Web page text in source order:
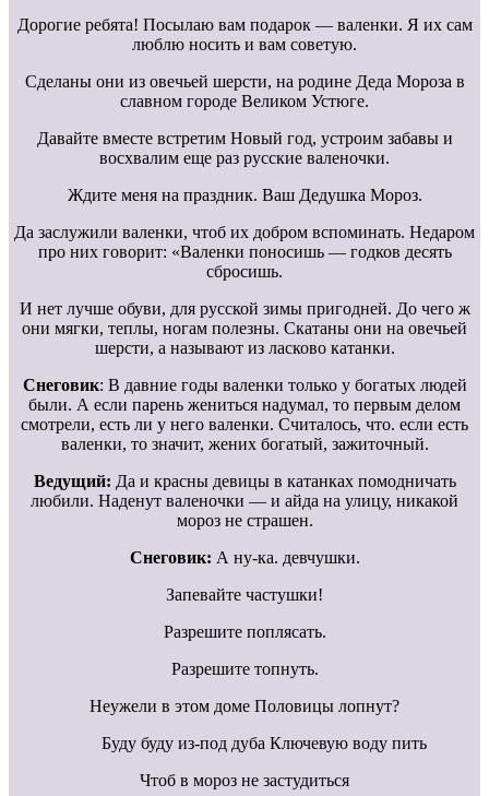
Дорогие ребята! Посылаю вам подарок — валенки. Я их сам
люблю носить и вам советую.
Сделаны они из овечьей шерсти, на родине Деда Мороза в
славном городе Великом Устюге.
Давайте вместе встретим Новый год, устроим забавы и
восхвалим еще раз русские валеночки.
Ждите меня на праздник. Ваш Дедушка Мороз.
Да заслужили валенки, чтоб их добром вспоминать. Недаром
про них говорит: «Валенки поносишь — годков десять
сбросишь.
И нет лучше обуви, для русской зимы пригодней. До чего ж
они мягки, теплы, ногам полезны. Скатаны они на овечьей
шерсти, а называют из ласково катанки.
Снеговик: В давние годы валенки только у богатых людей
были. А если парень жениться надумал, то первым делом
смотрели, есть ли у него валенки. Считалось, что. если есть
валенки, то значит, жених богатый, зажиточный.
Ведущий: Да и красны девицы в катанках помодничать
любили. Наденут валеночки — и айда на улицу, никакой
мороз не страшен.
Снеговик: А ну-ка. девчушки.
Запевайте частушки!
Разрешите поплясать.
Разрешите топнуть.
Неужели в этом доме Половицы лопнут?
Буду буду из-под дуба Ключевую воду пить
Чтоб в мороз не застудиться